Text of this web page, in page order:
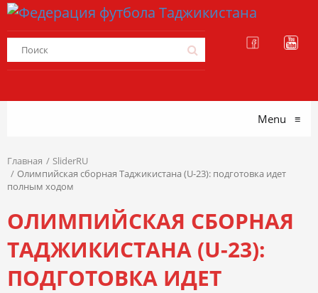
Menu ≡
Главная
SliderRU
Олимпийская сборная Таджикистана (U-23): подготовка идет
полным ходом
ОЛИМПИЙСКАЯ СБОРНАЯ
ТАДЖИКИСТАНА (U-23):
ПОДГОТОВКА ИДЕТ